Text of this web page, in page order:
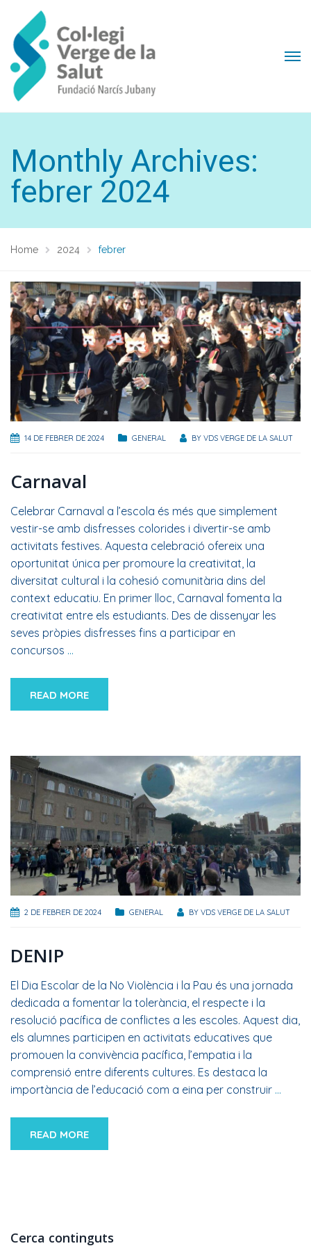
Monthly Archives:
febrer 2024
Home 2024 febrer
14 DE FEBRER DE 2024 GENERAL BY VDS VERGE DE LA SALUT
Carnaval
Celebrar Carnaval a l’escola és més que simplement
vestir-se amb disfresses colorides i divertir-se amb
activitats festives. Aquesta celebració ofereix una
oportunitat única per promoure la creativitat, la
diversitat cultural i la cohesió comunitària dins del
context educatiu. En primer lloc, Carnaval fomenta la
creativitat entre els estudiants. Des de dissenyar les
seves pròpies disfresses fins a participar en
concursos …
READ MORE
2 DE FEBRER DE 2024 GENERAL BY VDS VERGE DE LA SALUT
DENIP
El Dia Escolar de la No Violència i la Pau és una jornada
dedicada a fomentar la tolerància, el respecte i la
resolució pacífica de conflictes a les escoles. Aquest dia,
els alumnes participen en activitats educatives que
promouen la convivència pacífica, l’empatia i la
comprensió entre diferents cultures. Es destaca la
importància de l’educació com a eina per construir …
READ MORE
Cerca continguts